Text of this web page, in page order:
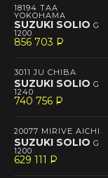
18194 TAA
YOKOHAMA
SUZUKI SOLIO G
1200
856 703 P
--
3011 JU CHIBA
SUZUKI SOLIO G
1240
740 756 P
--
20077 MIRIVE AICHI
SUZUKI SOLIO G
1200
629 111 P
--